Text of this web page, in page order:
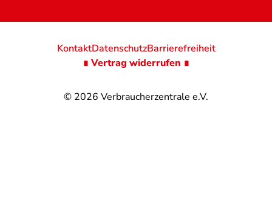
© 2026 Verbraucherzentrale e.V.
KontaktDatenschutzBarrierefreiheit
∎ Vertrag widerrufen ∎